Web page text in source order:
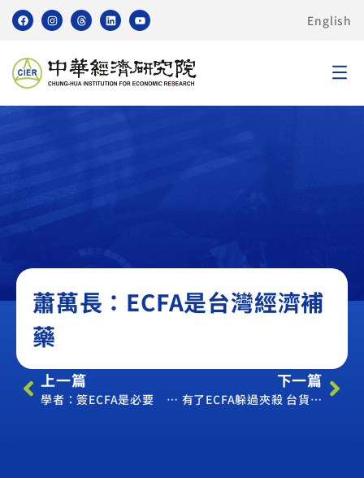
English
無
蕭萬長：ECFA是台灣經濟補
藥
上一篇
學者：簽ECFA是必要 但非只靠它
下一篇
有了ECFA躲過夾殺 台貨市場變大